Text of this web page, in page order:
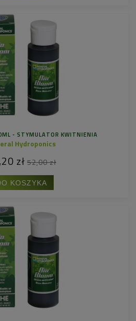
- STYMULATOR KWITNIENIA
Hydroponics
zł 52,00 zł
KOSZYKA